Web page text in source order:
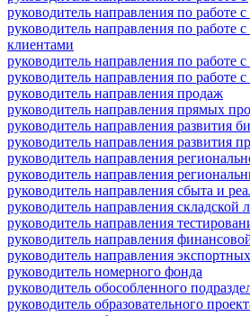
руководитель направления по работе
руководитель направления по работе
клиентами
руководитель направления по работе
руководитель направления по работе
руководитель направления продаж
руководитель направления прямых
руководитель направления развития
руководитель направления развития
руководитель направления
руководитель направления
руководитель направления сбыта и
руководитель направления складской
руководитель направления
руководитель направления
руководитель направления
руководитель номерного фонда
руководитель обособленного
руководитель образовательного